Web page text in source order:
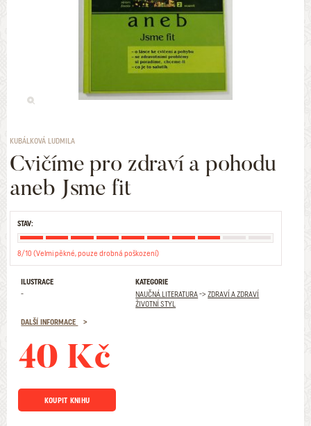
KUBÁLKOVÁ LUDMILA
Cvičíme pro zdraví a pohodu
aneb Jsme fit
STAV:
8/10 (Velmi pěkné, pouze drobná poškození)
ILUSTRACE
-
KATEGORIE
NAUČNÁ LITERATURA->ZDRAVÍ A ZDRAVÍ
ŽIVOTNÍ STYL
DALŠÍ INFORMACE
40 Kč
KOUPIT KNIHU